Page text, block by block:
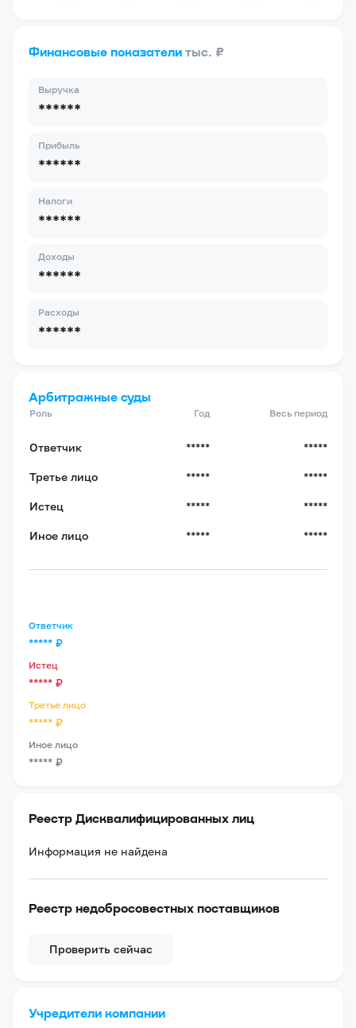
Финансовые показатели тыс. ₽
Выручка
******
Прибыль
******
Налоги
******
Доходы
******
Расходы
******
Арбитражные суды
Роль Год Весь период
Ответчик ***** *****
Третье лицо ***** *****
Истец ***** *****
Иное лицо ***** *****
Ответчик
***** ₽
Истец
***** ₽
Третье лицо
***** ₽
Иное лицо
***** ₽
Реестр Дисквалифицированных лиц
Информация не найдена
Реестр недобросовестных поставщиков
Проверить сейчас
Учредители компании